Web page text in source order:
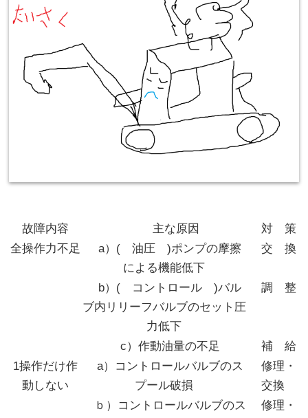
故障内容 主な原因
対 策
全操作力不足
a）( 油圧 )ポンプの摩擦
による機能低下
交 換
b）( コントロール )バル
ブ内リリーフバルブのセット圧
力低下
調 整
c）作動油量の不足
補 給
1操作だけ作
動しない
a）コントロールバルブのス
プール破損
修理・
交換
ｂ）コントロールバルブのス
修理・